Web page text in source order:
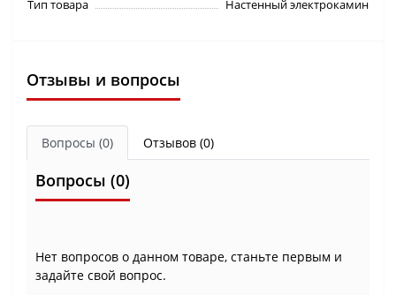
Тип товара Настенный электрокамин
Отзывы и вопросы
Вопросы (0) Отзывов (0)
Вопросы (0)
Нет вопросов о данном товаре, станьте первым и
задайте свой вопрос.